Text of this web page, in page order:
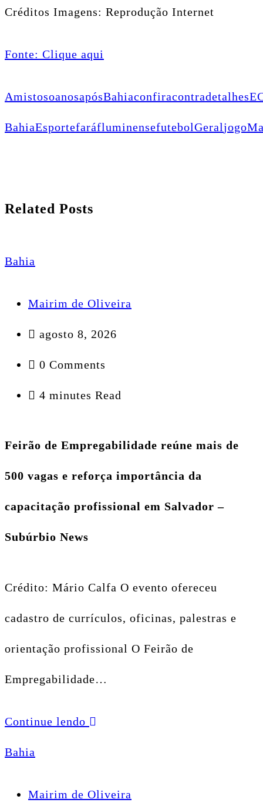
Créditos Imagens: Reprodução Internet
Fonte: Clique aqui
AmistosoanosapósBahiaconfiracontradetalhes
BahiaEsportefaráfluminensefutebolGeraljogo
Related Posts
Bahia
Mairim de Oliveira
agosto 8, 2026
0 Comments
4 minutes Read
Feirão de Empregabilidade reúne mais de
500 vagas e reforça importância da
capacitação profissional em Salvador –
Subúrbio News
Crédito: Mário Calfa O evento ofereceu
cadastro de currículos, oficinas, palestras e
orientação profissional O Feirão de
Empregabilidade…
Continue lendo
Bahia
Mairim de Oliveira